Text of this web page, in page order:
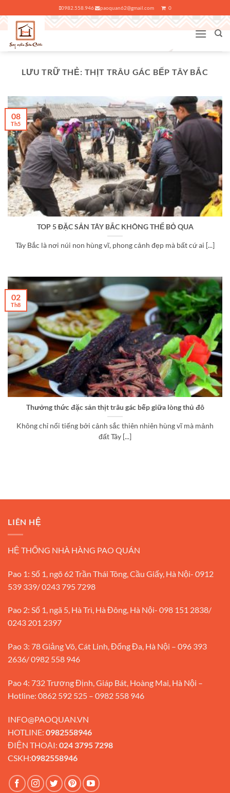
qua
nội
dung
0982.558.946 paoquan62@gmail.com 0
LƯU TRỮ THẺ: THỊT TRÂU GÁC BẾP TÂY BẮC
TOP 5 ĐẶC SẢN TÂY BẮC KHÔNG THỂ BỎ QUA
Tây Bắc là nơi núi non hùng vĩ, phong cảnh đẹp mà bất cứ ai [...]
08
Th5
Thưởng thức đặc sản thịt trâu gác bếp giữa lòng thủ đô
Không chỉ nổi tiếng bởi cảnh sắc thiên nhiên hùng vĩ mà mảnh
đất Tây [...]
02
Th8
LIÊN HỆ
HỆ THỐNG NHÀ HÀNG PAO QUÁN
Pao 1: Số 1, ngõ 62 Trần Thái Tông, Cầu Giấy, Hà Nội- 0912
539 339/ 0243 795 7298
Pao 2: Số 1, ngã 5, Hà Trì, Hà Đông, Hà Nội- 098 151 2838/
0243 201 2397
Pao 3: 78 Giảng Võ, Cát Linh, Đống Đa, Hà Nội – 096 393
2636/ 0982 558 946
Pao 4: 732 Trương Định, Giáp Bát, Hoàng Mai, Hà Nội –
Hotline: 0862 592 525 – 0982 558 946
INFO@PAOQUAN.VN
HOTLINE: 0982558946
ĐIỆN THOẠI: 024 3795 7298
CSKH:0982558946